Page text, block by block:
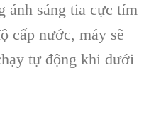
ánh sáng tia cực tím
cấp nước, máy sẽ
tự động khi dưới